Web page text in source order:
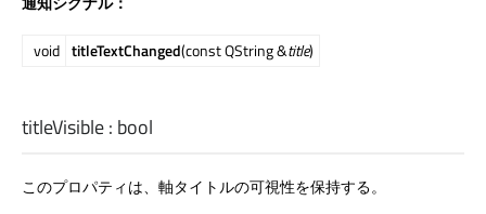
void titleTextChanged(const QString &title)
titleVisible: bool
このプロパティは、軸タイトルの可視性を保持する。